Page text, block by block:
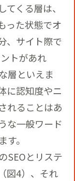
くる層は、
った状態でオ
、サイト際で
トがあれ
層といえま
に認知度やニ
れることはあ
な一般ワード
。
SEOとリステ
図4）、それ